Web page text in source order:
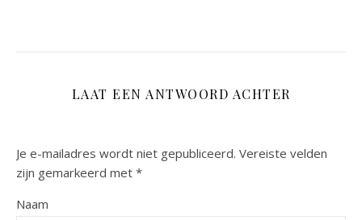
LAAT EEN ANTWOORD ACHTER
Je e-mailadres wordt niet gepubliceerd. Vereiste velden
zijn gemarkeerd met *
Naam